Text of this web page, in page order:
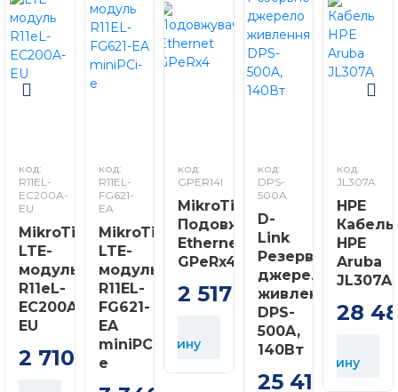
код:
R11EL-
EC200A-
EU
MikroTik
LTE-
модуль
R11eL-
EC200A-
EU
2 710 грн
код:
R11EL-
FG621-
EA
MikroTik
LTE-
модуль
R11EL-
FG621-
EA
miniPCi-
e
код:
GPER14I
MikroTik
Подовжувач
Ethernet
GPeRx4
2 517
грн
корзину
код:
DPS-
500A
D-
Link
Резервне
джерело
живлення
DPS-
500A,
140Вт
25 410
код:
JL307A
HPE
Кабель
HPE
Aruba
JL307A
28
У
корзину